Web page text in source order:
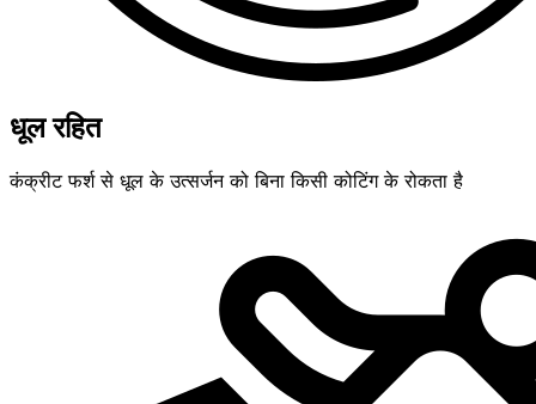
धूल रहित
कंक्रीट फर्श से धूल के उत्सर्जन को बिना किसी कोटिंग के रोकता है